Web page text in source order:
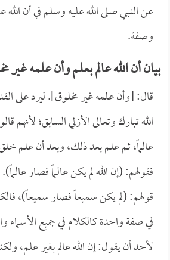
عن النبي صلى الله عليه وسلم في أن الله
وصفة.
بيان أن الله عالم بعلم وأن علمه غير
قال: [وأن علمه غير مخلوق]. ليرد على
الله تبارك وتعالى الأزلي السابق؛ لأنهم
عالماً، ثم علم بعد ذلك، وبعد أن علم
فقولهم: (إن الله لم يكن عالماً فصار
قولهم: (لم يكن سميعاً فصار سميعاً)،
في صفة واحدة كالكلام في جميع الأسماء
لأحد أن يقول: إن الله عالم بغير علم،